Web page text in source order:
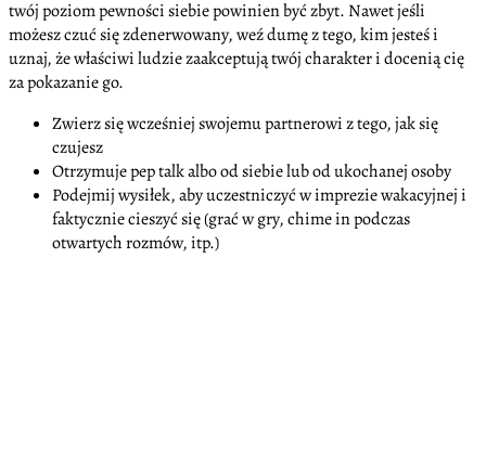
twój poziom pewności siebie powinien być zbyt. Nawet jeśli
możesz czuć się zdenerwowany, weź dumę z tego, kim jesteś i
uznaj, że właściwi ludzie zaakceptują twój charakter i docenią cię
za pokazanie go.
Zwierz się wcześniej swojemu partnerowi z tego, jak się
czujesz
Otrzymuje pep talk albo od siebie lub od ukochanej osoby
Podejmij wysiłek, aby uczestniczyć w imprezie wakacyjnej i
faktycznie cieszyć się (grać w gry, chime in podczas
otwartych rozmów, itp.)